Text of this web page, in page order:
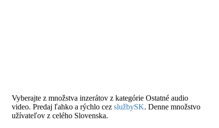
Vyberajte z množstva inzerátov z kategórie Ostatné audio
video. Predaj ľahko a rýchlo cez službySK. Denne množstvo
užívateľov z celého Slovenska.